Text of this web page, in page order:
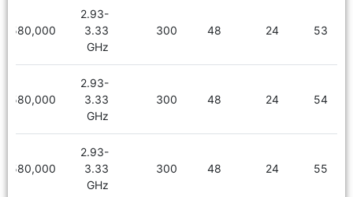
53
24
48
300
2.93-
3.33
GHz
2,580,000
54
24
48
300
2.93-
3.33
GHz
2,580,000
55
24
48
300
2.93-
3.33
GHz
2,580,000